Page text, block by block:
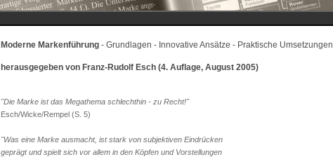
Moderne Markenführung - Grundlagen - Innovative Ansätze - Praktische Umsetzungen
herausgegeben von Franz-Rudolf Esch (4. Auflage, August 2005)
"Die Marke ist das Megathema schlechthin - zu Recht!"
Esch/Wicke/Rempel (S. 5)
"Was eine Marke ausmacht, ist stark von subjektiven Eindrücken
geprägt und spielt sich vor allem in den Köpfen und Vorstellungen